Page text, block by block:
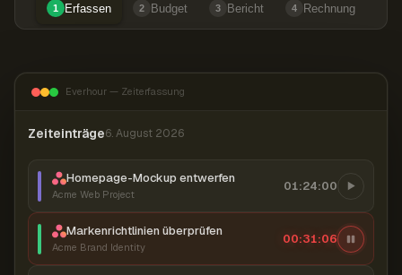
1 Erfassen 2 Budget 3 Bericht 4 Rechnung
Everhour — Zeiterfassung
Zeiteinträge6. August 2026
Homepage-Mockup entwerfen
Acme Web Project
01:24:00
Markenrichtlinien überprüfen
Acme Brand Identity
00:31:07